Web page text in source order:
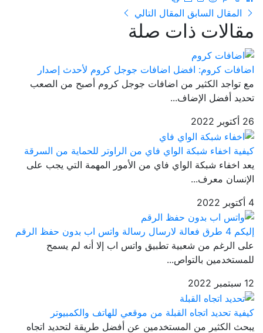
المقال السابق المقال التالي
مقالات ذات صلة
اضافات كروم: افضل اضافات جوجل كروم لأحدث إصدار
مع تواجد الكثير من اضافات جوجل كروم أصبح من الصعب
تحديد أفضل الإضاف...
26 أكتوبر 2022
كيفية اخفاء شبكة الواي فاي من الراوتر للحماية من السرقة
يعد اخفاء شبكة الواي فاي من الأمور المهمة التي يجب على
الإنسان معرف...
4 أكتوبر 2022
إليكم 4 طرق فعالة لارسال رسالة واتس اب بدون حفظ الرقم
على الرغم من شعبية تطبيق واتس اب إلا أنه لم يسمح
للمستخدمين بالتواص...
12 سبتمبر 2022
كيفية تحديد اتجاه القبلة من موقعي للهاتف والكمبيوتر
يبحث الكثير من المستخدمين عن أفضل طريقة لتحديد اتجاه